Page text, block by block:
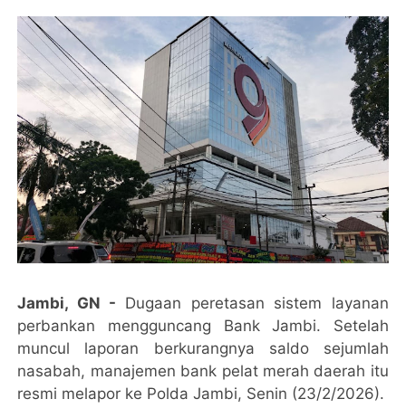
Jambi, GN - Dugaan peretasan sistem layanan
perbankan mengguncang Bank Jambi. Setelah
muncul laporan berkurangnya saldo sejumlah
nasabah, manajemen bank pelat merah daerah itu
resmi melapor ke Polda Jambi, Senin (23/2/2026).